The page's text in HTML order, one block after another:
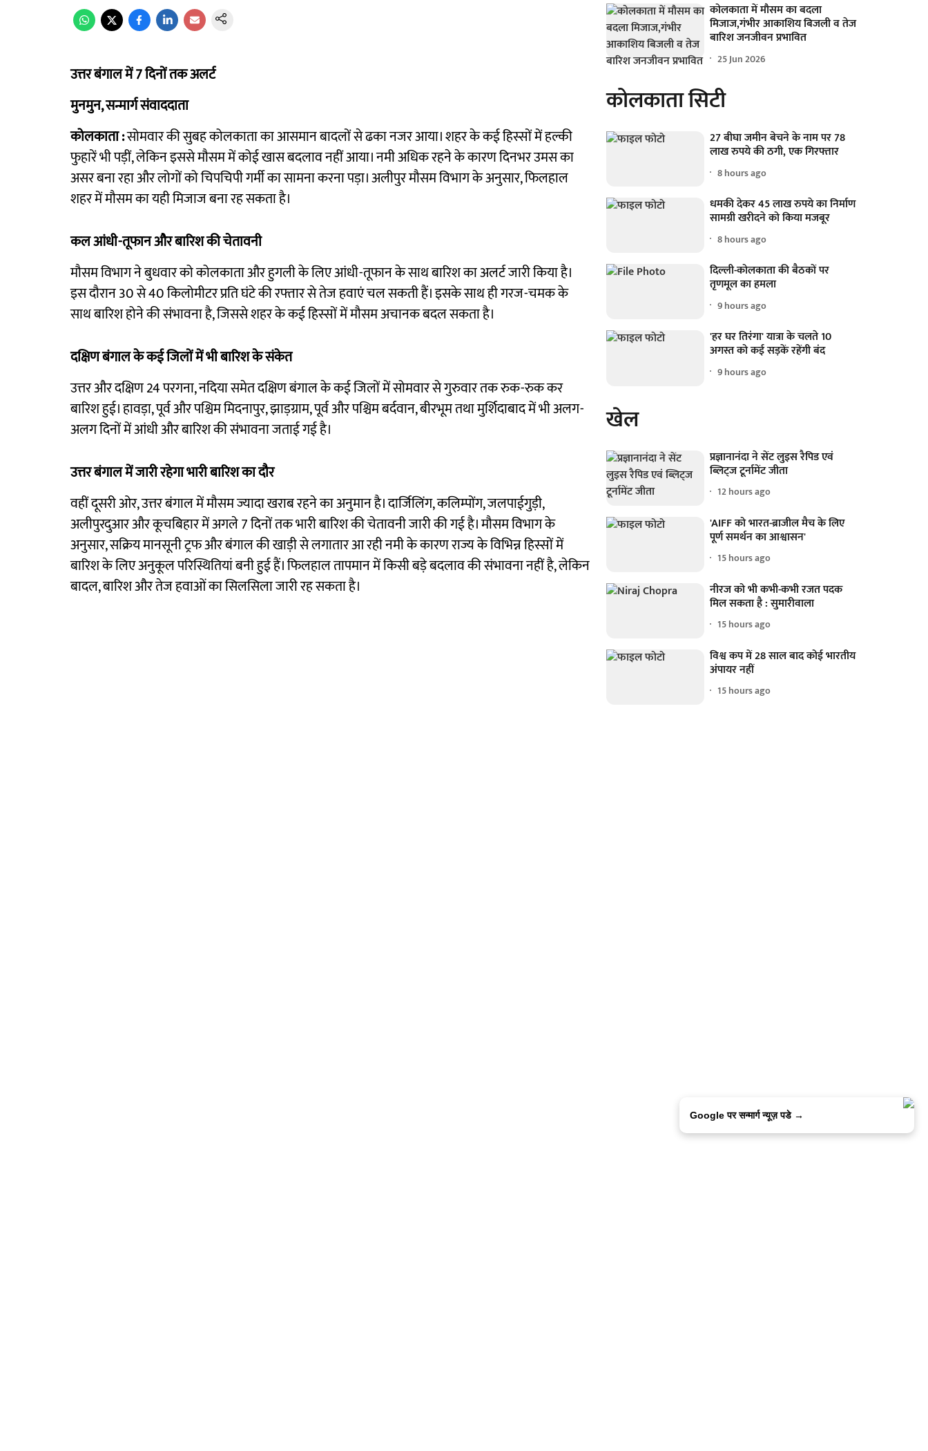
उत्तर बंगाल में 7 दिनों तक अलर्ट
मुनमुन, सन्मार्ग संवाददाता
कोलकाता :सोमवार की सुबह कोलकाता का आसमान बादलों से ढका नजर आया। शहर के कई हिस्सों में हल्की
फुहारें भी पड़ीं, लेकिन इससे मौसम में कोई खास बदलाव नहीं आया। नमी अधिक रहने के कारण दिनभर उमस का
असर बना रहा और लोगों को चिपचिपी गर्मी का सामना करना पड़ा। अलीपुर मौसम विभाग के अनुसार, फिलहाल
शहर में मौसम का यही मिजाज बना रह सकता है।
कल आंधी-तूफान और बारिश की चेतावनी
मौसम विभाग ने बुधवार को कोलकाता और हुगली के लिए आंधी-तूफान के साथ बारिश का अलर्ट जारी किया है।
इस दौरान 30 से 40 किलोमीटर प्रति घंटे की रफ्तार से तेज हवाएं चल सकती हैं। इसके साथ ही गरज-चमक के
साथ बारिश होने की संभावना है, जिससे शहर के कई हिस्सों में मौसम अचानक बदल सकता है।
दक्षिण बंगाल के कई जिलों में भी बारिश के संकेत
उत्तर और दक्षिण 24 परगना, नदिया समेत दक्षिण बंगाल के कई जिलों में सोमवार से गुरुवार तक रुक-रुक कर
बारिश हुई। हावड़ा, पूर्व और पश्चिम मिदनापुर, झाड़ग्राम, पूर्व और पश्चिम बर्दवान, बीरभूम तथा मुर्शिदाबाद में भी अलग-
अलग दिनों में आंधी और बारिश की संभावना जताई गई है।
उत्तर बंगाल में जारी रहेगा भारी बारिश का दौर
वहीं दूसरी ओर, उत्तर बंगाल में मौसम ज्यादा खराब रहने का अनुमान है। दार्जिलिंग, कलिम्पोंग, जलपाईगुड़ी,
अलीपुरदुआर और कूचबिहार में अगले 7 दिनों तक भारी बारिश की चेतावनी जारी की गई है। मौसम विभाग के
अनुसार, सक्रिय मानसूनी ट्रफ और बंगाल की खाड़ी से लगातार आ रही नमी के कारण राज्य के विभिन्न हिस्सों में
बारिश के लिए अनुकूल परिस्थितियां बनी हुई हैं। फिलहाल तापमान में किसी बड़े बदलाव की संभावना नहीं है, लेकिन
बादल, बारिश और तेज हवाओं का सिलसिला जारी रह सकता है।
कोलकाता में मौसम का बदला
मिजाज,गंभीर आकाशिय बिजली व तेज
बारिश जनजीवन प्रभावित
25 Jun 2026
कोलकाता सिटी
27 बीघा जमीन बेचने के नाम पर 78
लाख रुपये की ठगी, एक गिरफ्तार
8 hours ago
धमकी देकर 45 लाख रुपये का निर्माण
सामग्री खरीदने को किया मजबूर
8 hours ago
दिल्ली-कोलकाता की बैठकों पर
तृणमूल का हमला
9 hours ago
'हर घर तिरंगा' यात्रा के चलते 10
अगस्त को कई सड़कें रहेंगी बंद
9 hours ago
खेल
प्रज्ञानानंदा ने सेंट लुइस रैपिड एवं
ब्लिट्ज टूर्नामेंट जीता
12 hours ago
'AIFF को भारत-ब्राजील मैच के लिए
पूर्ण समर्थन का आश्वासन'
15 hours ago
नीरज को भी कभी-कभी रजत पदक
मिल सकता है : सुमारीवाला
15 hours ago
विश्व कप में 28 साल बाद कोई भारतीय
अंपायर नहीं
15 hours ago
Google पर सन्मार्ग न्यूज़ पडे →